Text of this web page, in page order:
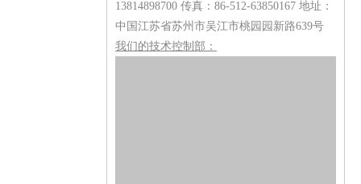
13814898700 传真：86-512-63850167 地址：
中国江苏省苏州市吴江市桃园园新路639号
我们的技术控制部：